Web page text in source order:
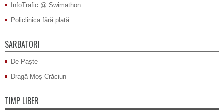
InfoTrafic @ Swimathon
Policlinica fără plată
SARBATORI
De Paşte
Dragă Moş Crăciun
TIMP LIBER